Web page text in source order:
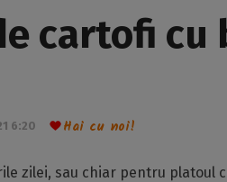
cartofi cu
6:20 Hai cu noi!
zilei, sau chiar pentru platoul